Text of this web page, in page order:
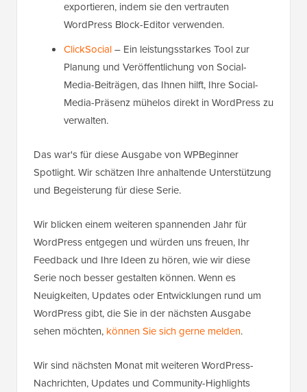
exportieren, indem sie den vertrauten
WordPress Block-Editor verwenden.
ClickSocial– Ein leistungsstarkes Tool zur
Planung und Veröffentlichung von Social-
Media-Beiträgen, das Ihnen hilft, Ihre Social-
Media-Präsenz mühelos direkt in WordPress zu
verwalten.
Das war's für diese Ausgabe von WPBeginner
Spotlight. Wir schätzen Ihre anhaltende Unterstützung
und Begeisterung für diese Serie.
Wir blicken einem weiteren spannenden Jahr für
WordPress entgegen und würden uns freuen, Ihr
Feedback und Ihre Ideen zu hören, wie wir diese
Serie noch besser gestalten können. Wenn es
Neuigkeiten, Updates oder Entwicklungen rund um
WordPress gibt, die Sie in der nächsten Ausgabe
sehen möchten, können Sie sich gerne melden.
Wir sind nächsten Monat mit weiteren WordPress-
Nachrichten, Updates und Community-Highlights